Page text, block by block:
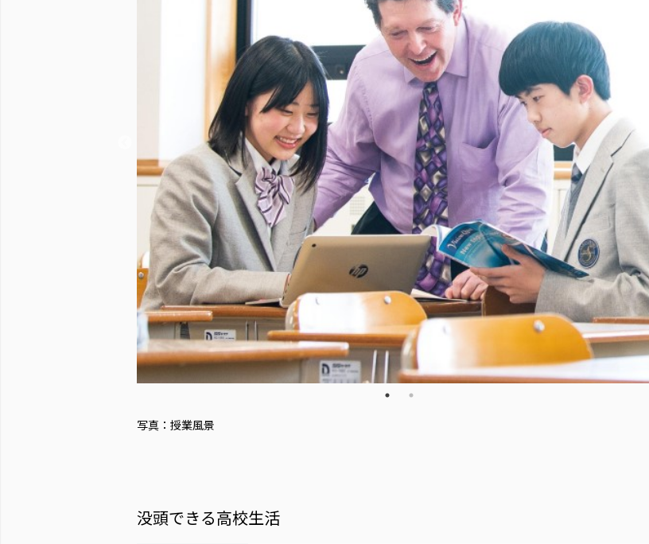
写真：授業風景
没頭できる高校生活